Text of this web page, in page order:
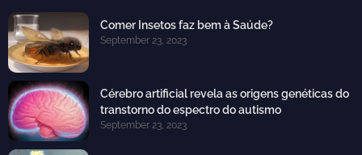
Comer Insetos faz bem à Saúde?
September 23, 2023
Cérebro artificial revela as origens genéticas do
transtorno do espectro do autismo
September 23, 2023